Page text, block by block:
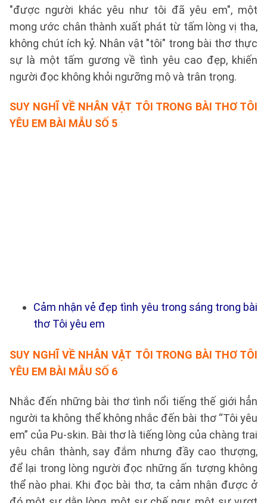
"được người khác yêu như tôi đã yêu em", một
mong ước chân thành xuất phát từ tấm lòng vị tha,
không chút ích kỷ. Nhân vật "tôi" trong bài thơ thực
sự là một tấm gương về tình yêu cao đẹp, khiến
người đọc không khỏi ngưỡng mộ và trân trọng.
SUY NGHĨ VỀ NHÂN VẬT TÔI TRONG BÀI THƠ TÔI
YÊU EM BÀI MẪU SỐ 5
Cảm nhận vẻ đẹp tình yêu trong sáng trong bài
thơ Tôi yêu em
SUY NGHĨ VỀ NHÂN VẬT TÔI TRONG BÀI THƠ TÔI
YÊU EM BÀI MẪU SỐ 6
Nhắc đến những bài thơ tình nổi tiếng thế giới hẳn
người ta không thể không nhắc đến bài thơ “Tôi yêu
em” của Pu-skin. Bài thơ là tiếng lòng của chàng trai
yêu chân thành, say đắm nhưng đầy cao thượng,
để lại trong lòng người đọc những ấn tượng không
thể nào phai. Khi đọc bài thơ, ta cảm nhận được ở